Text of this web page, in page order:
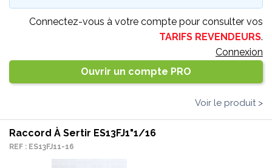
Connectez-vous à votre compte pour consulter vos
TARIFS REVENDEURS.
Connexion
Ouvrir un compte PRO
Voir le produit >
Raccord À Sertir ES13FJ1"1/16
REF : ES13FJ11-16